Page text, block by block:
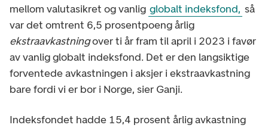
mellom valutasikret og vanlig globalt indeksfond, så
var det omtrent 6,5 prosentpoeng årlig
ekstraavkastningover ti år fram til april i 2023 i favør
av vanlig globalt indeksfond. Det er den langsiktige
forventede avkastningen i aksjer i ekstraavkastning
bare fordi vi er bor i Norge, sier Ganji.
Indeksfondet hadde 15,4 prosent årlig avkastning